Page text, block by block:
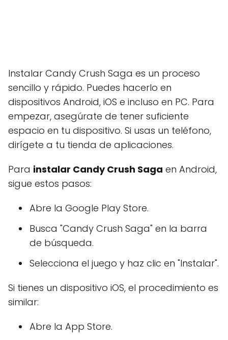
Instalar Candy Crush Saga es un proceso
sencillo y rápido. Puedes hacerlo en
dispositivos Android, iOS e incluso en PC. Para
empezar, asegúrate de tener suficiente
espacio en tu dispositivo. Si usas un teléfono,
dirígete a tu tienda de aplicaciones.
Para instalar Candy Crush Saga en Android,
sigue estos pasos:
Abre la Google Play Store.
Busca "Candy Crush Saga" en la barra
de búsqueda.
Selecciona el juego y haz clic en "Instalar".
Si tienes un dispositivo iOS, el procedimiento es
similar:
Abre la App Store.